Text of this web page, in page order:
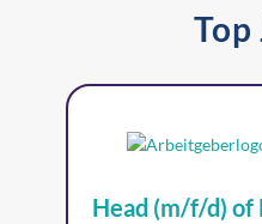
Top
Head (m/f/d) of